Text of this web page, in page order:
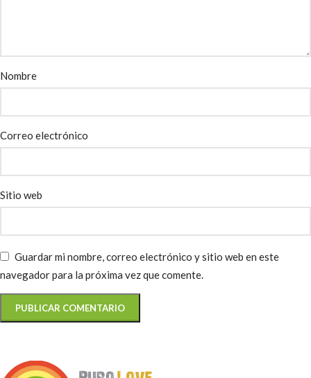
Nombre
Correo electrónico
Sitio web
Guardar mi nombre, correo electrónico y sitio web en este
navegador para la próxima vez que comente.